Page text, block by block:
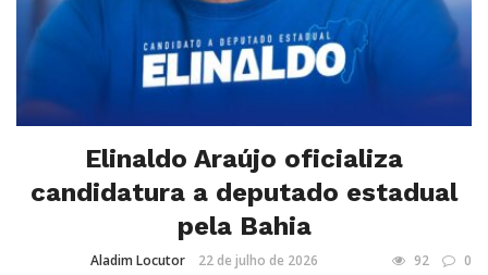
Elinaldo Araújo oficializa
candidatura a deputado estadual
pela Bahia
Aladim Locutor 22 de julho de 2026 92 0